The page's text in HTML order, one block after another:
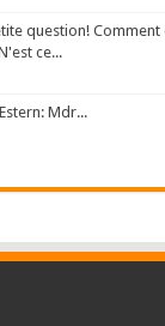
question!
ce...
Mdr...